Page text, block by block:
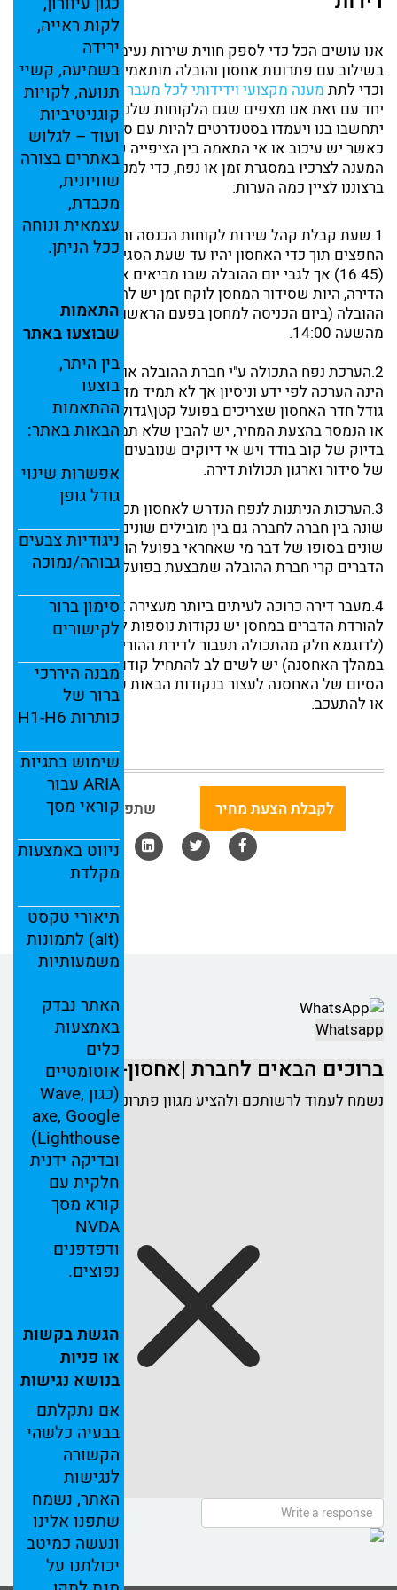
לקות ראייה,
ירידה
בשמיעה, קשיי
תנועה, לקויות
קוגניטיביות
ועוד – לגלוש
באתרים בצורה
שוויונית,
מכבדת,
עצמאית ונוחה
ככל הניתן.
התאמות
שבוצעובאתר
בין היתר,
בוצעו
ההתאמות
הבאותבאתר:
אפשרות שינוי
גודלגופן
ניגודיותצבעים
גבוהה/נמוכה
סימוןברור
לקישורים
מבנה היררכי
ברור של
כותרות
H1-H6
שימוש בתגיות
ARIA עבור
קוראי מסך
ניווט באמצעות
מקלדת
תיאורי טקסט
(
alt) לתמונות
משמעותיות
האתר נבדק
באמצעות
כלים
אוטומטיים
(כגון Wave,
axe, Google
Lighthouse)
ובדיקה ידנית
חלקית עם
קורא מסך
NVDA
ודפדפנים
נפוצים.
הגשתבקשות
או פניות
בנושא נגישות
אם נתקלתם
בבעיה כלשהי
הקשורה
לנגישות
האתר, נשמח
שתפנו אלינו
ונעשה כמיטב
יכולתנו על
אנו עושים הכל כדי לספק חווית שירות נעימה ומתחשבת
בשילוב עם פתרונות אחסון והובלה מותאמים לכל סיטואציה
וכדי לתת מענה מקצועי וידידותי לכל מעבר דירהולכל לקוח
יחד עם זאת אנו מצפים שגם הלקוחות שלנו בהווה ובעתיד
יתחשבו בנו ויעמדו בסטנדרטים להיות עם סבלנות והבנה
כאשר יש עיכוב או אי התאמה בין הציפייה של הלקוח לבין
המענה לצרכיו במסגרת זמן או נפח, כדי למנוע אי הבנה שכזו
ברצוננו לציין כמה הערות:
1.שעת קבלת קהל שירות לקוחות הכנסה והוצאה של
החפצים תוך כדי האחסון יהיו עד שעת הסגירה הרשמית
(16:45) אך לגבי יום ההובלה שבו מביאים את כל תכולת
הדירה, היות שסידור המחסן לוקח זמן יש להגיע עם חברת
ההובלה (ביום הכניסה למחסן בפעם הראשונה) לא יאוחר
מהשעה 14:00.
2.הערכת נפח התכולה ע"י חברת ההובלה או חברת האחסנה
הינה הערכה לפי ידע וניסיון אך לא תמיד מדויקת, לעיתים
גודל חדר האחסון שצריכים בפועל קטן\גדול יותר מהמשוער
או הנמסר בהצעת המחיר, יש להבין שלא תמיד ניתן לאמוד
בדיוק של קוב בודד ויש אי דיוקים שנובעים מאופי העבודה
של סידור וארגון תכולות דירה.
3.הערכות הניתנות לנפח הנדרש לאחסון תכולות דירות יהיה
שונה בין חברה לחברה גם בין מובילים שונים וגם בין מחסנים
שונים בסופו של דבר מי שאחראי בפועל הוא זה שמסדר את
הדברים קרי חברת ההובלה שמבצעת בפועל את המלאכה.
4.מעבר דירה כרוכה לעיתים ביותר מעצירה אחת כלומר בנוסף
להורדת הדברים במחסן יש נקודות נוספות לאיסוף והורדה
(לדוגמא חלק מהתכולה תעבור לדירת ההורים במגורים זמניים
במהלך האחסנה) יש לשים לב להתחיל קודם במחסן ורק אחרי
הסיום של האחסנה לעצור בנקודות הבאות על מנת לא לאחר
או להתעכב.
לקבלת הצעת מחיר שתפו באמצעות:
Whatsapp
ברוכים הבאים לחברת |אחסון-כל"
נשמח לעמוד לרשותכם ולהציע מגוון פתרונות אחסון